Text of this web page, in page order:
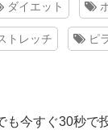
ダイエット
トレッチ ピ
も今すぐ30秒で